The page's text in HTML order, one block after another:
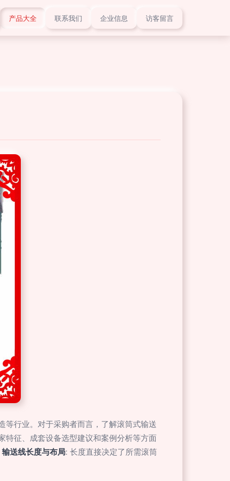
产品大全 联系我们 企业信息 访客留言
等行业。对于采购者而言，了解滚筒式输送
特征、成套设备选型建议和案例分析等方面
输送线长度与布局: 长度直接决定了所需滚筒